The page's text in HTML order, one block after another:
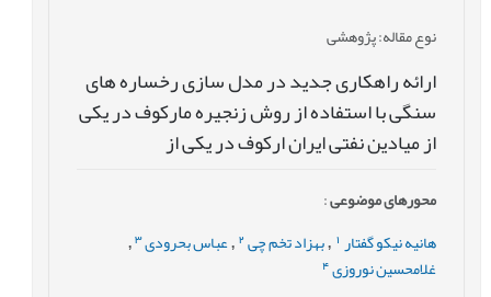
نوع مقاله: پژوهشی
ارائه راهکاری جدید در مدل سازی رخساره های
سنگی با استفاده از روش زنجیره مارکوف در یکی
از میادین نفتی ایران ارکوف در یکی از
محورهای موضوعی:
هانیه نیکو گفتار , بهزاد تخم چی 2
, عباس بحرودی 3
,
غلامحسین نوروزی 4